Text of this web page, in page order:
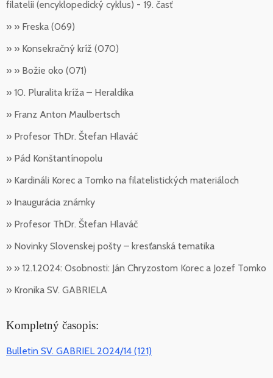
filatelii (encyklopedický cyklus) - 19. časť
» » Freska (069)
» » Konsekračný kríž (070)
» » Božie oko (071)
» 10. Pluralita kríža – Heraldika
» Franz Anton Maulbertsch
» Profesor ThDr. Štefan Hlaváč
» Pád Konštantínopolu
» Kardináli Korec a Tomko na filatelistických materiáloch
» Inaugurácia známky
» Profesor ThDr. Štefan Hlaváč
» Novinky Slovenskej pošty – kresťanská tematika
» » 12.1.2024: Osobnosti: Ján Chryzostom Korec a Jozef Tomko
» Kronika SV. GABRIELA
Kompletný časopis:
Bulletin SV. GABRIEL 2024/14 (121)